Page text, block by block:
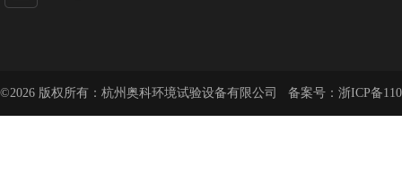
©2026 版权所有：杭州奥科环境试验设备有限公司 备案号： 浙ICP备